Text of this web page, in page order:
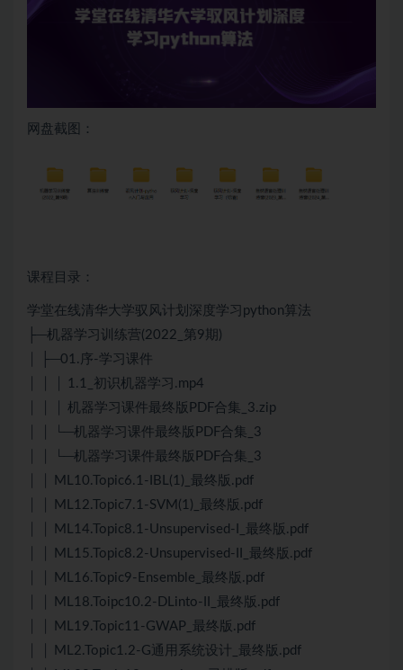
网盘截图：
课程目录：
学堂在线清华大学驭风计划深度学习python算法
├─机器学习训练营(2022_第9期)
│ ├─01.序-学习课件
│ │ │ 1.1_初识机器学习.mp4
│ │ │ 机器学习课件最终版PDF合集_3.zip
│ │ └─机器学习课件最终版PDF合集_3
│ │ └─机器学习课件最终版PDF合集_3
│ │ ML10.Topic6.1-IBL(1)_最终版.pdf
│ │ ML12.Topic7.1-SVM(1)_最终版.pdf
│ │ ML14.Topic8.1-Unsupervised-I_最终版.pdf
│ │ ML15.Topic8.2-Unsupervised-II_最终版.pdf
│ │ ML16.Topic9-Ensemble_最终版.pdf
│ │ ML18.Toipc10.2-DLinto-II_最终版.pdf
│ │ ML19.Topic11-GWAP_最终版.pdf
│ │ ML2.Topic1.2-G通用系统设计_最终版.pdf